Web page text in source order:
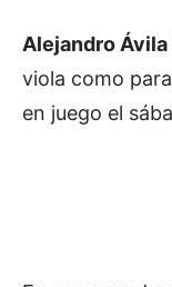
Alejandro Ávila
viola como
en juego el